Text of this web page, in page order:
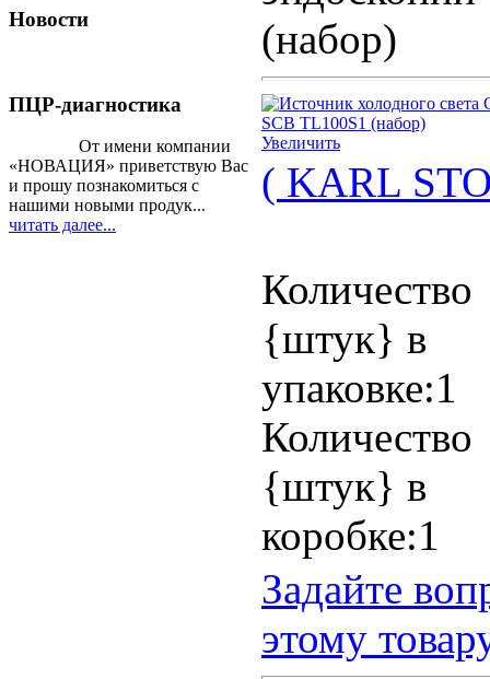
Новости
ПЦР-диагностика
От имени компании
«НОВАЦИЯ» приветствую Вас
и прошу познакомиться с
нашими новыми продук...
читать далее...
(набор)
Увеличить
( KARL
Количество
{штук} в
упаковке:1
Количество
{штук} в
коробке:1
Задайте
этому